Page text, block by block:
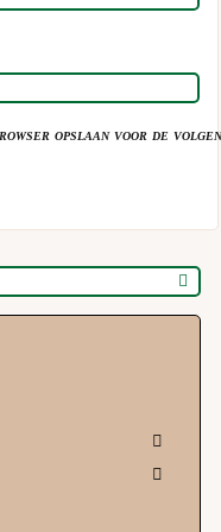
opslaan voor de